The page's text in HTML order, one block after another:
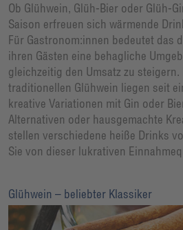
Ob Glühwein, Glüh-Bier oder Glüh-
Saison erfreuen sich wärmende
Für Gastronom:innen bedeutet das
ihren Gästen eine behagliche
gleichzeitig den Umsatz zu steigern.
traditionellen Glühwein liegen seit
kreative Variationen mit Gin oder
Alternativen oder hausgemachte
stellen verschiedene heiße Drinks
Sie von dieser lukrativen
Glühwein – beliebter Klassiker